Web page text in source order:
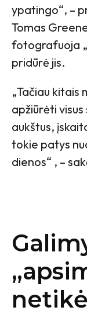
ypatingo“, –
Tomas
fotografuoja
pridūrė jis.
„Tačiau kitais
apžiūrėti
aukštus,
tokie patys
dienos“ , –